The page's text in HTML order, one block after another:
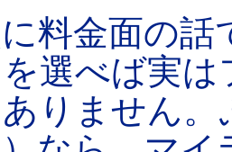
料金面の話
選べば実
りません。